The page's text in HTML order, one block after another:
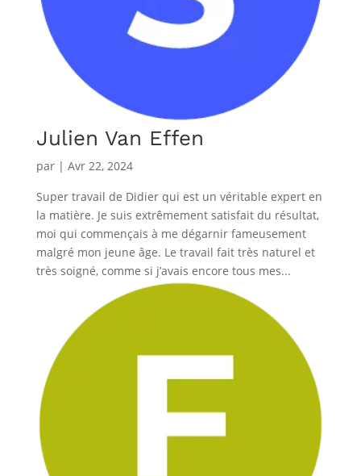
Julien Van Effen
par | Avr 22, 2024
Super travail de Didier qui est un véritable expert en
la matière. Je suis extrêmement satisfait du résultat,
moi qui commençais à me dégarnir fameusement
malgré mon jeune âge. Le travail fait très naturel et
très soigné, comme si j’avais encore tous mes...